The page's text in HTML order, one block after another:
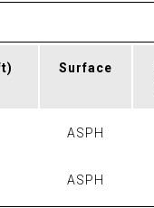
Surface
ASPH
ASPH